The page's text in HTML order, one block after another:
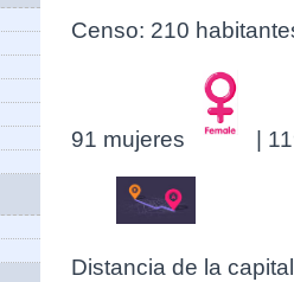
Censo: 210
91 mujeres |
Distancia de la